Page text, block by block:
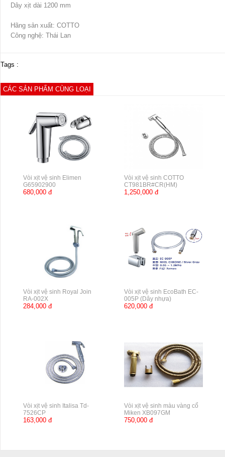
Dây xịt dài 1200 mm
Hãng sản xuất: COTTO
Công nghệ: Thái Lan
Tags :
CÁC SẢN PHẨM CÙNG LOẠI
Vòi xịt vệ sinh Elimen
G65902900
680,000 đ
Vòi xịt vệ sinh COTTO
CT981BR#CR(HM)
1,250,000 đ
Vòi xịt vệ sinh Royal Join
RA-002X
284,000 đ
Vòi xịt vệ sinh EcoBath EC-
005P (Dây nhựa)
620,000 đ
Vòi xịt vệ sinh Italisa Td-
7526CP
163,000 đ
Vòi xịt vệ sinh màu vàng cổ
Miken XB097GM
750,000 đ